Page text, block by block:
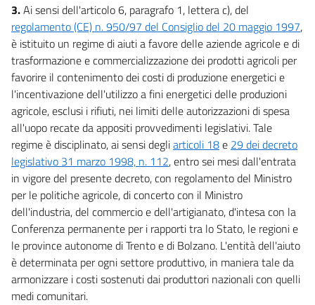
3.Ai sensi dell'articolo 6, paragrafo 1, lettera c), del
regolamento (CE) n. 950/97 del Consiglio del 20 maggio 1997,
è istituito un regime di aiuti a favore delle aziende agricole e di
trasformazione e commercializzazione dei prodotti agricoli per
favorire il contenimento dei costi di produzione energetici e
l'incentivazione dell'utilizzo a fini energetici delle produzioni
agricole, esclusi i rifiuti, nei limiti delle autorizzazioni di spesa
all'uopo recate da appositi provvedimenti legislativi. Tale
regime è disciplinato, ai sensi degliarticoli 18e 29 dei decreto
legislativo 31 marzo 1998, n. 112, entro sei mesi dall'entrata
in vigore del presente decreto, con regolamento del Ministro
per le politiche agricole, di concerto con il Ministro
dell'industria, del commercio e dell'artigianato, d'intesa con la
Conferenza permanente per i rapporti tra lo Stato, le regioni e
le province autonome di Trento e di Bolzano. L'entità dell'aiuto
è determinata per ogni settore produttivo, in maniera tale da
armonizzare i costi sostenuti dai produttori nazionali con quelli
medi comunitari.